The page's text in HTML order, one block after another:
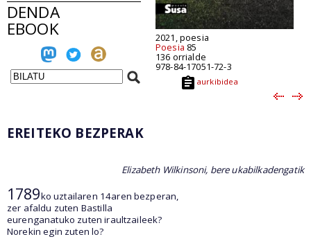
DENDA
EBOOK 2021, poesia
Poesia 85
136 orrialde
978-84-17051-72-3
aurkibidea
EREITEKO BEZPERAK
Elizabeth Wilkinsoni, bere ukabilkadengatik
1789ko uztailaren 14aren bezperan,
zer afaldu zuten Bastilla
eurenganatuko zuten iraultzaileek?
Norekin egin zuten lo?